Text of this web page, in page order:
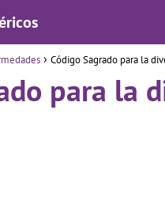
Código Sagrado para la
para la